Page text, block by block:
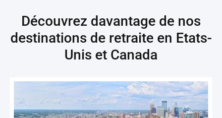
Découvrez davantage de nos
destinations de retraite en Etats-
Unis et Canada